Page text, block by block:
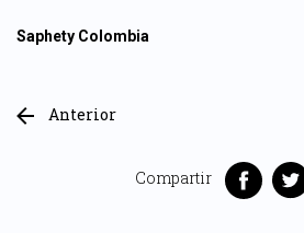
Saphety Colombia
Anterior
Compartir